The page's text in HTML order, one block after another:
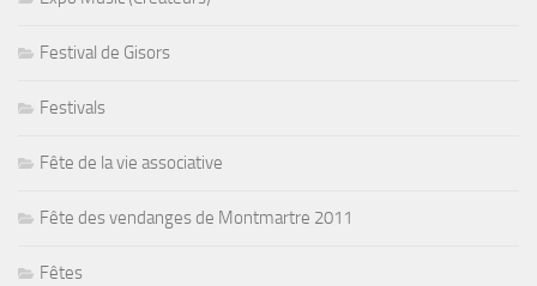
Festival de Gisors
Festivals
Fête de la vie associative
Fête des vendanges de Montmartre 2011
Fêtes